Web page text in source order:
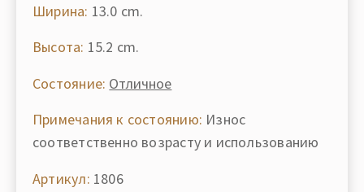
Ширина: 13.0 cm.
Высота: 15.2 cm.
Состояние: Отличное
Примечания к состоянию: Износ
соответственно возрасту и использованию
Артикул: 1806